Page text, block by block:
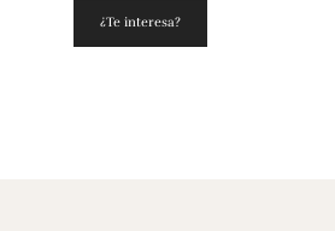
¿Te interesa?